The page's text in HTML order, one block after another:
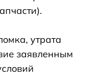
утрата
заявленным